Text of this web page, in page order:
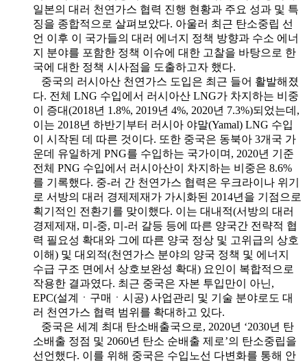
일본의 대러 천연가스 협력 진행 현황과 주요 성과 및 특
징을 종합적으로 살펴보았다. 아울러 최근 탄소중립 선
언 이후 이 국가들의 대러 에너지 정책 방향과 수소 에너
지 분야를 포함한 정책 이슈에 대한 고찰을 바탕으로 한
국에 대한 정책 시사점을 도출하고자 했다.
중국의 러시아산 천연가스 도입은 최근 들어 활발해졌
다. 전체 LNG 수입에서 러시아산 LNG가 차지하는 비중
이 증대(2018년 1.8%, 2019년 4%, 2020년 7.3%)되었는데,
이는 2018년 하반기부터 러시아 야말(Yamal) LNG 수입
이 시작된 데 따른 것이다. 또한 중국은 동북아 3개국 가
운데 유일하게 PNG를 수입하는 국가이며, 2020년 기준
전체 PNG 수입에서 러시아산이 차지하는 비중은 8.6%
를 기록했다. 중-러 간 천연가스 협력은 우크라이나 위기
로 서방의 대러 경제제재가 가시화된 2014년을 기점으로
획기적인 전환기를 맞이했다. 이는 대내적(서방의 대러
경제제재, 미-중, 미-러 갈등 등에 따른 양국간 전략적 협
력 필요성 확대와 그에 따른 양국 정상 및 고위급의 상호
이해) 및 대외적(천연가스 분야의 양국 정책 및 에너지
수급 구조 면에서 상호보완성 확대) 요인이 복합적으로
작용한 결과였다. 최근 중국은 자본 투입만이 아닌,
EPC(설계ㆍ구매ㆍ시공) 사업관리 및 기술 분야로도 대
러 천연가스 협력 범위를 확대하고 있다.
중국은 세계 최대 탄소배출국으로, 2020년 ‘2030년 탄
소배출 정점 및 2060년 탄소 순배출 제로’의 탄소중립을
선언했다. 이를 위해 중국은 수입노선 다변화를 통해 안